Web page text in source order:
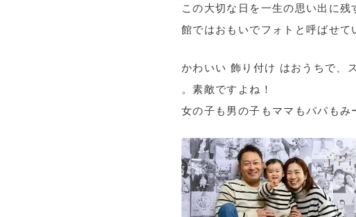
この大切な日を一生の思い出に
館ではおもいでフォトと呼ばせて
かわいい 飾り付け はおうちで、
。素敵ですよね！
女の子も男の子もママもパパもみ